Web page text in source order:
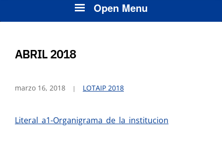
Open Menu
ABRIL 2018
marzo 16, 2018 LOTAIP 2018
Literal_a1-Organigrama_de_la_institucion